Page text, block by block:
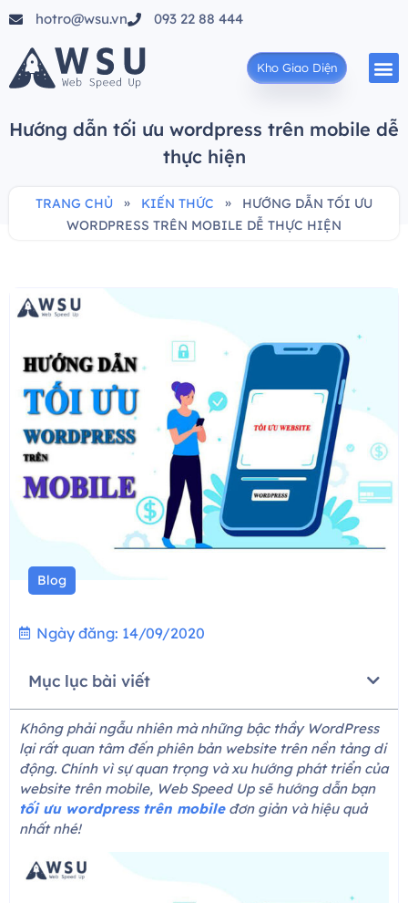
hotro@wsu.vn 093 22 88 444
Kho Giao Diện
Hướng dẫn tối ưu wordpress trên mobile dễ
thực hiện
TRANG CHỦ » KIẾN THỨC »
HƯỚNG DẪN TỐI ƯU
WORDPRESS TRÊN MOBILE DỄ THỰC HIỆN
Blog
Ngày đăng: 14/09/2020
Mục lục bài viết
Không phải ngẫu nhiên mà những bậc thầy WordPress
lại rất quan tâm đến phiên bản website trên nền tảng di
động. Chính vì sự quan trọng và xu hướng phát triển của
website trên mobile, Web Speed Up sẽ hướng dẫn bạn
tối ưu wordpress trên mobileđơn giản và hiệu quả
nhất nhé!